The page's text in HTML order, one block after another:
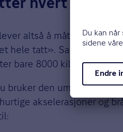
hvert
altså å måtte
hele tatt». Samtidig ser
bare 8000 kilometer,
bruker den umiddelbare
akselerasjoner og